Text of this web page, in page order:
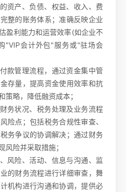
资产、负债、权益、收入、费
整的账务体系；准确反映企业
盈利能力和运营效率(如企业不
"VIP会计外包"服务或"驻场会
款管理流程，通过资金集中管
存量，提高资金使用效率和抗
策略，降低融资成本；
务状况、税务处理及业务流程
险点；包括税务合规性审查、
务争议的协调解决；通过财务
风险并采取措施；
风险、活动、信息与沟通、监
的财务流程进行详细审查，舞
机构进行沟通和协调，提供必